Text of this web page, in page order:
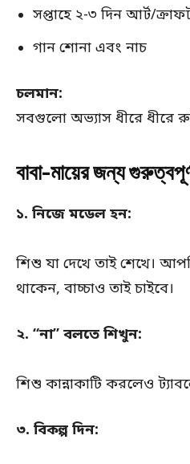
সপ্তাহে ২-৩ দিন আর্ট/
গান শোনা এবং নাচ
চলমান:
সবগুলো অভ্যাস ধীরে ধীরে
বাবা-মায়ের জন্য
১. নিজে মডেল হন:
শিশু যা দেখে তাই শেখে।
থাকেন, বাচ্চাও তাই চাইবে।
২. “না” বলতে শিখুন:
শিশু কান্নাকাটি করলেও
৩. বিকল্প দিন: